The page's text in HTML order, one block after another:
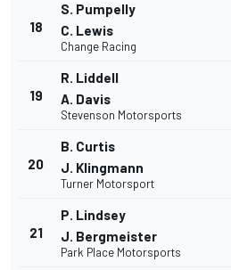
18
S. Pumpelly
C. Lewis
Change Racing
19
R. Liddell
A. Davis
Stevenson Motorsports
20
B. Curtis
J. Klingmann
Turner Motorsport
21
P. Lindsey
J. Bergmeister
Park Place Motorsports